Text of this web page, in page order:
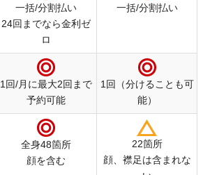
一括/分割払い
24回までなら金利ゼ
ロ
一括/分割払い
1回/月に最大2回まで
予約可能
1回（分けることも可
能）
全身48箇所
顔を含む
22箇所
顔、襟足は含まれな